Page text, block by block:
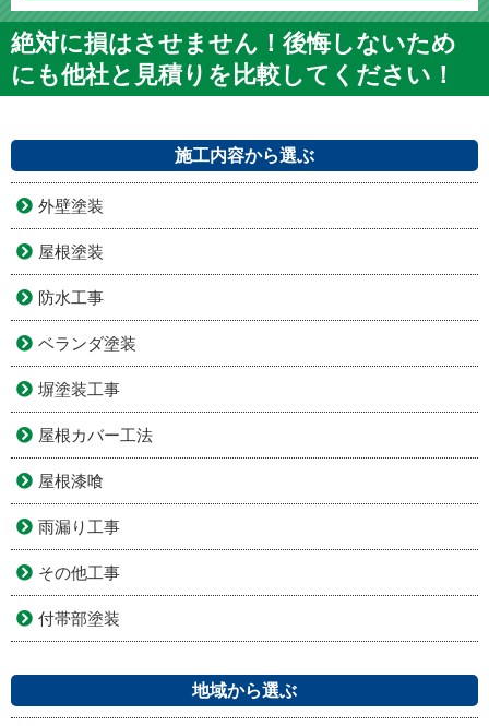
絶対に損はさせません！後悔しないため
にも他社と見積りを比較してください！
施工内容から選ぶ
外壁塗装
屋根塗装
防水工事
ベランダ塗装
塀塗装工事
屋根カバー工法
屋根漆喰
雨漏り工事
その他工事
付帯部塗装
地域から選ぶ